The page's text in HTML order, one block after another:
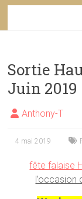
Sortie
Juin 2019
Anthony-T
4 mai 2019
fête falaise
l’occasion